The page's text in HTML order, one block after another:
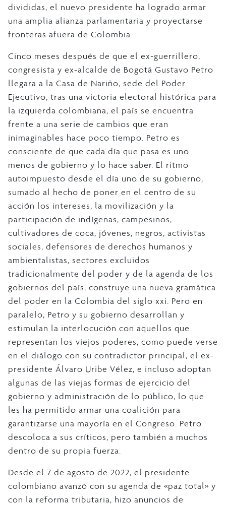
divididas, el nuevo presidente ha logrado armar
una amplia alianza parlamentaria y proyectarse
fronteras afuera de Colombia.
Cinco meses después de que el ex-guerrillero,
congresista y ex-alcalde de Bogotá Gustavo Petro
llegara a la Casa de Nariño, sede del Poder
Ejecutivo, tras una victoria electoral histórica para
la izquierda colombiana, el país se encuentra
frente a una serie de cambios que eran
inimaginables hace poco tiempo. Petro es
consciente de que cada día que pasa es uno
menos de gobierno y lo hace saber. El ritmo
autoimpuesto desde el día uno de su gobierno,
sumado al hecho de poner en el centro de su
acción los intereses, la movilización y la
participación de indígenas, campesinos,
cultivadores de coca, jóvenes, negros, activistas
sociales, defensores de derechos humanos y
ambientalistas, sectores excluidos
tradicionalmente del poder y de la agenda de los
gobiernos del país, construye una nueva gramática
del poder en la Colombia del siglo xxi. Pero en
paralelo, Petro y su gobierno desarrollan y
estimulan la interlocución con aquellos que
representan los viejos poderes, como puede verse
en el diálogo con su contradictor principal, el ex-
presidente Álvaro Uribe Vélez, e incluso adoptan
algunas de las viejas formas de ejercicio del
gobierno y administración de lo público, lo que
les ha permitido armar una coalición para
garantizarse una mayoría en el Congreso. Petro
descoloca a sus críticos, pero también a muchos
dentro de su propia fuerza.
Desde el 7 de agosto de 2022, el presidente
colombiano avanzó con su agenda de «paz total» y
con la reforma tributaria, hizo anuncios de